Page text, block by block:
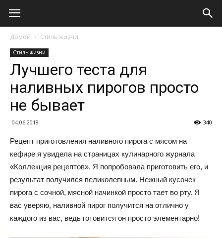
Домой Стиль жизни
Стиль жизни
Лучшего теста для
наливных пирогов просто
не бывает
04.06.2018 340
Рецепт приготовления наливного пирога с мясом на
кефире я увидела на страницах кулинарного журнала
«Коллекция рецептов». Я попробовала приготовить его, и
результат получился великолепным. Нежный кусочек
пирога с сочной, мясной начинкой просто тает во рту. Я
вас уверяю, наливной пирог получится на отлично у
каждого из вас, ведь готовится он просто элементарно!